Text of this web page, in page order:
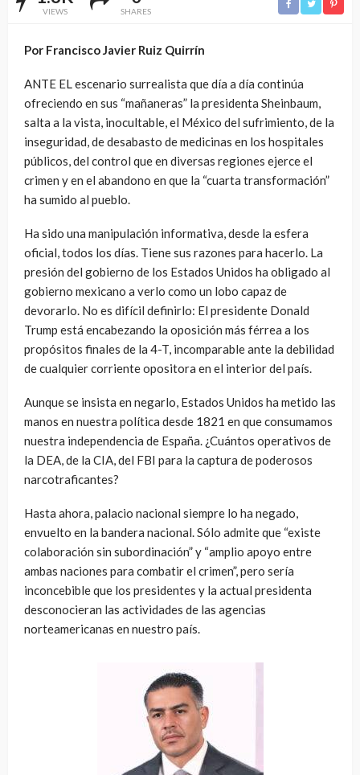
VIEWS SHARES
Por Francisco Javier Ruiz Quirrín
ANTE EL escenario surrealista que día a día continúa
ofreciendo en sus “mañaneras” la presidenta Sheinbaum,
salta a la vista, inocultable, el México del sufrimiento, de la
inseguridad, de desabasto de medicinas en los hospitales
públicos, del control que en diversas regiones ejerce el
crimen y en el abandono en que la “cuarta transformación”
ha sumido al pueblo.
Ha sido una manipulación informativa, desde la esfera
oficial, todos los días. Tiene sus razones para hacerlo. La
presión del gobierno de los Estados Unidos ha obligado al
gobierno mexicano a verlo como un lobo capaz de
devorarlo. No es difícil definirlo: El presidente Donald
Trump está encabezando la oposición más férrea a los
propósitos finales de la 4-T, incomparable ante la debilidad
de cualquier corriente opositora en el interior del país.
Aunque se insista en negarlo, Estados Unidos ha metido las
manos en nuestra política desde 1821 en que consumamos
nuestra independencia de España. ¿Cuántos operativos de
la DEA, de la CIA, del FBI para la captura de poderosos
narcotraficantes?
Hasta ahora, palacio nacional siempre lo ha negado,
envuelto en la bandera nacional. Sólo admite que “existe
colaboración sin subordinación” y “amplio apoyo entre
ambas naciones para combatir el crimen”, pero sería
inconcebible que los presidentes y la actual presidenta
desconocieran las actividades de las agencias
norteamericanas en nuestro país.